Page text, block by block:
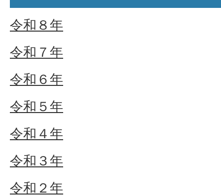
令和８年
令和７年
令和６年
令和５年
令和４年
令和３年
令和２年